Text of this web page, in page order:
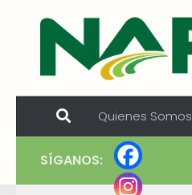
Skip to content
Quienes Somos
SÍGANOS: